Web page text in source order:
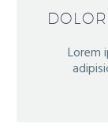
Lorem